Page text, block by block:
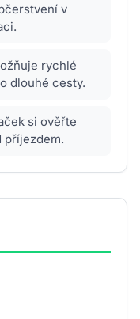
v
rychlé
dlouhé cesty.
si ověřte
příjezdem.